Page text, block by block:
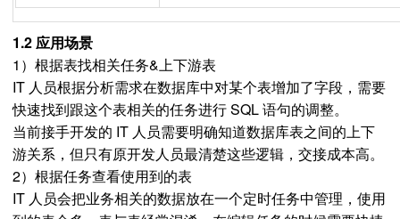
1.2 应用场景
1）根据表找相关任务&上下游表
IT 人员根据分析需求在数据库中对某个表增加了字段，需要
快速找到跟这个表相关的任务进行 SQL 语句的调整。
当前接手开发的 IT 人员需要明确知道数据库表之间的上下
游关系，但只有原开发人员最清楚这些逻辑，交接成本高。
2）根据任务查看使用到的表
IT 人员会把业务相关的数据放在一个定时任务中管理，使用